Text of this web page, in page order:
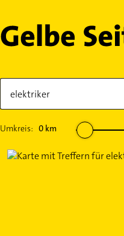
Umkreis: 0km